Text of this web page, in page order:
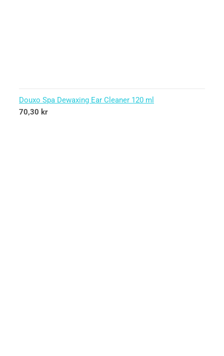
Douxo Spa Dewaxing Ear Cleaner 120 ml
70,30 kr